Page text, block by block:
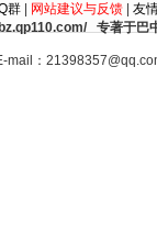
群| 网站建议与反馈| 友
专著于巴
mail：